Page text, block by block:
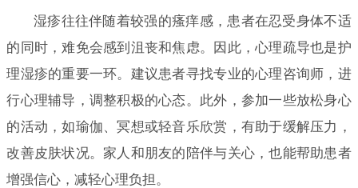
湿疹往往伴随着较强的瘙痒感，患者在忍受身体不适
的同时，难免会感到沮丧和焦虑。因此，心理疏导也是护
理湿疹的重要一环。建议患者寻找专业的心理咨询师，进
行心理辅导，调整积极的心态。此外，参加一些放松身心
的活动，如瑜伽、冥想或轻音乐欣赏，有助于缓解压力，
改善皮肤状况。家人和朋友的陪伴与关心，也能帮助患者
增强信心，减轻心理负担。